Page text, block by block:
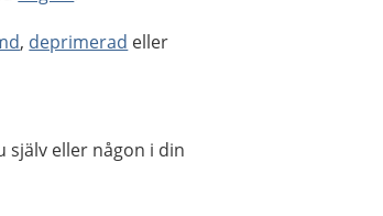
, deprimerad eller
eller någon i din